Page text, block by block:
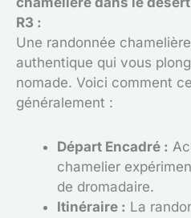
R3 :
Une randonnée
authentique qui vous
nomade. Voici comment
généralement :
Départ Encadré :
chamelier
de dromadaire.
Itinéraire : La